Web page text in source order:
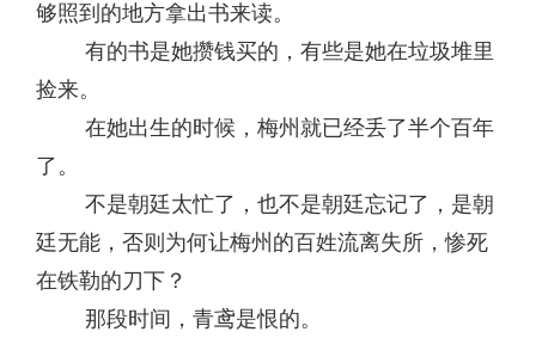
够照到的地方拿出书来读。
有的书是她攒钱买的，有些是她在垃圾堆里
捡来。
在她出生的时候，梅州就已经丢了半个百年
了。
不是朝廷太忙了，也不是朝廷忘记了，是朝
廷无能，否则为何让梅州的百姓流离失所，惨死
在铁勒的刀下？
那段时间，青鸢是恨的。